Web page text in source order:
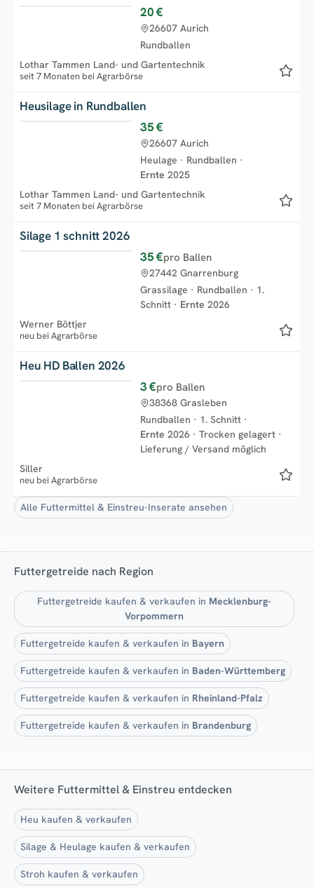
20 €
Rundballen
26607 Aurich
Lothar Tammen Land- und Gartentechnik
seit 7 Monaten bei Agrarbörse
Heusilage in Rundballen
35 €
Heulage · Rundballen ·
Ernte 2025
26607 Aurich
Lothar Tammen Land- und Gartentechnik
seit 7 Monaten bei Agrarbörse
Silage 1 schnitt 2026
35 €pro Ballen
Grassilage · Rundballen · 1.
Schnitt · Ernte 2026
27442 Gnarrenburg
Werner Böttjer
neu bei Agrarbörse
Heu HD Ballen 2026
3 €pro Ballen
Rundballen · 1. Schnitt ·
Ernte 2026 ·Trocken gelagert ·
Lieferung / Versand möglich
38368 Grasleben
Siller
neu bei Agrarbörse
Alle Futtermittel & Einstreu-Inserate ansehen
Futtergetreide nach Region
Futtergetreide kaufen & verkaufen in Mecklenburg-
Vorpommern
Futtergetreide kaufen & verkaufen in Bayern
Futtergetreide kaufen & verkaufen in Baden-Württemberg
Futtergetreide kaufen & verkaufen in Rheinland-Pfalz
Futtergetreide kaufen & verkaufen in Brandenburg
Weitere Futtermittel & Einstreu entdecken
Heu kaufen & verkaufen
Silage & Heulage kaufen & verkaufen
Stroh kaufen & verkaufen